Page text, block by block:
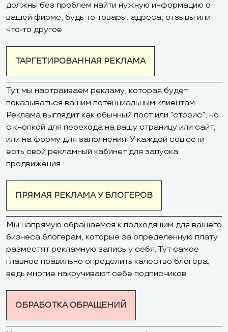
должны без проблем найти нужную информацию о
вашей фирме, будь то товары, адреса, отзывы или
что-то другое
ТАРГЕТИРОВАННАЯ РЕКЛАМА
Тут мы настраиваем рекламу, которая будет
показываться вашим потенциальным клиентам.
Реклама выглядит как обычный пост или “сторис”, но
с кнопкой для перехода на вашу страницу или сайт,
или на форму для заполнения. У каждой соц.сети
есть свой рекламный кабинет для запуска
продвижения
ПРЯМАЯ РЕКЛАМА У БЛОГЕРОВ
Мы напрямую обращаемся к подходящим для вашего
бизнеса блогерам, которые за определенную плату
разместят рекламную запись у себя. Тут самое
главное правильно определить качество блогера,
ведь многие накручивают себе подписчиков
ОБРАБОТКА ОБРАЩЕНИЙ